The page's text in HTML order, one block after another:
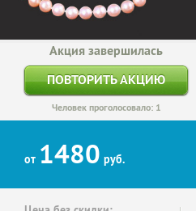
Акция завершилась
ПОВТОРИТЬ АКЦИЮ
Человек проголосовало: 1
от 1480 руб.